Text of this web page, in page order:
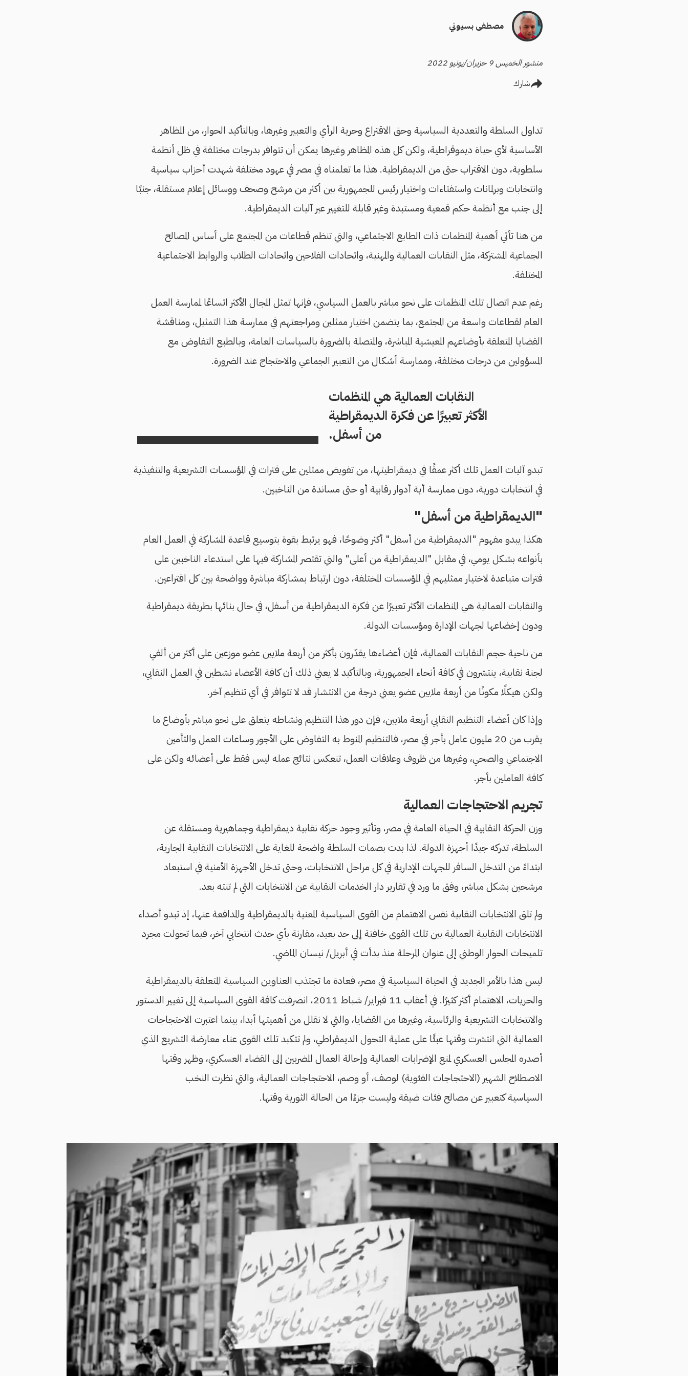
مصطفى بسيوني
منشور الخميس 9 حزيران/يونيو 2022
شارك
تداول السلطة والتعددية السياسية وحق الاقتراع وحرية الرأي والتعبير وغيرها، وبالتأكيد الحوار، من المظاهر
الأساسية لأي حياة ديموقراطية، ولكن كل هذه المظاهر وغيرها يمكن أن تتوافر بدرجات مختلفة في ظل أنظمة
سلطوية، دون الاقتراب حتى من الديمقراطية. هذا ما تعلمناه في مصر في عهود مختلفة شهدت أحزاب سياسية
وانتخابات وبرلمانات واستفتاءات واختيار رئيس للجمهورية بين أكثر من مرشح وصحف ووسائل إعلام مستقلة، جنبًا
إلى جنب مع أنظمة حكم قمعية ومستبدة وغير قابلة للتغيير عبر آليات الديمقراطية.
من هنا تأتي أهمية المنظمات ذات الطابع الاجتماعي، والتي تنظم قطاعات من المجتمع على أساس المصالح
الجماعية المشتركة، مثل النقابات العمالية والمهنية، واتحادات الفلاحين واتحادات الطلاب والروابط الاجتماعية
المختلفة.
رغم عدم اتصال تلك المنظمات على نحو مباشر بالعمل السياسي، فإنها تمثل المجال الأكثر اتساعًا لممارسة العمل
العام لقطاعات واسعة من المجتمع، بما يتضمن اختيار ممثلين ومراجعتهم في ممارسة هذا التمثيل، ومناقشة
القضايا المتعلقة بأوضاعهم المعيشية المباشرة، والمتصلة بالضرورة بالسياسات العامة، وبالطبع التفاوض مع
المسؤولين من درجات مختلفة، وممارسة أشكال من التعبير الجماعي والاحتجاج عند الضرورة.
النقابات العمالية هي المنظمات
الأكثر تعبيرًا عن فكرة الديمقراطية
من أسفل.
تبدو آليات العمل تلك أكثر عمقًا في ديمقراطيتها، من تفويض ممثلين على فترات في المؤسسات التشريعية والتنفيذية
في انتخابات دورية، دون ممارسة أية أدوار رقابية أو حتى مساندة من الناخبين.
"الديمقراطية من أسفل"
هكذا يبدو مفهوم "الديمقراطية من أسفل" أكثر وضوحًا، فهو يرتبط بقوة بتوسيع قاعدة المشاركة في العمل العام
بأنواعه بشكل يومي، في مقابل "الديمقراطية من أعلى" والتي تقتصر المشاركة فيها على استدعاء الناخبين على
فترات متباعدة لاختيار ممثليهم في المؤسسات المختلفة، دون ارتباط بمشاركة مباشرة وواضحة بين كل اقتراعين.
والنقابات العمالية هي المنظمات الأكثر تعبيرًا عن فكرة الديمقراطية من أسفل، في حال بنائها بطريقة ديمقراطية
ودون إخضاعها لجهات الإدارة ومؤسسات الدولة.
من ناحية حجم النقابات العمالية، فإن أعضاءها يقدّرون بأكثر من أربعة ملايين عضو موزعين على أكثر من ألفي
لجنة نقابية، ينتشرون في كافة أنحاء الجمهورية، وبالتأكيد لا يعني ذلك أن كافة الأعضاء نشطين في العمل النقابي،
ولكن هيكلًا مكونًا من أربعة ملايين عضو يعني درجة من الانتشار قد لا تتوافر في أي تنظيم آخر.
وإذا كان أعضاء التنظيم النقابي أربعة ملايين، فإن دور هذا التنظيم ونشاطه يتعلق على نحو مباشر بأوضاع ما
يقرب من 20 مليون عامل بأجر في مصر، فالتنظيم المنوط به التفاوض على الأجور وساعات العمل والتأمين
الاجتماعي والصحي، وغيرها من ظروف وعلاقات العمل، تنعكس نتائج عمله ليس فقط على أعضائه ولكن على
كافة العاملين بأجر.
تجريم الاحتجاجات العمالية
وزن الحركة النقابية في الحياة العامة في مصر، وتأثير وجود حركة نقابية ديمقراطية وجماهيرية ومستقلة عن
السلطة، تدركه جيدًا أجهزة الدولة. لذا بدت بصمات السلطة واضحة للغاية على الانتخابات النقابية الجارية،
ابتداءً من التدخل السافر للجهات الإدارية في كل مراحل الانتخابات، وحتى تدخل الأجهزة الأمنية في استبعاد
مرشحين بشكل مباشر، وفق ما ورد في تقارير دار الخدمات النقابية عن الانتخابات التي لم تنته بعد.
ولم تلق الانتخابات النقابية نفس الاهتمام من القوى السياسية المعنية بالديمقراطية والمدافعة عنها، إذ تبدو أصداء
الانتخابات النقابية العمالية بين تلك القوى خافتة إلى حد بعيد، مقارنة بأي حدث انتخابي آخر، فيما تحولت مجرد
تلميحات الحوار الوطني إلى عنوان المرحلة منذ بدأت في أبريل/ نيسان الماضي.
ليس هذا بالأمر الجديد في الحياة السياسية في مصر، فعادة ما تجتذب العناوين السياسية المتعلقة بالديمقراطية
والحريات، الاهتمام أكثر كثيرًا. في أعقاب 11 فبراير/ شباط 2011، انصرفت كافة القوى السياسية إلى تغيير الدستور
والانتخابات التشريعية والرئاسية، وغيرها من القضايا، والتي لا نقلل من أهميتها أبدا، بينما اعتبرت الاحتجاجات
العمالية التي انتشرت وقتها عبئًا على عملية التحول الديمقراطي، ولم تتكبد تلك القوى عناء معارضة التشريع الذي
أصدره المجلس العسكري لمنع الإضرابات العمالية وإحالة العمال المضربين إلى القضاء العسكري، وظهر وقتها
الاصطلاح الشهير (الاحتجاجات الفئوية) لوصف، أو وصم، الاحتجاجات العمالية، والتي نظرت النخب
السياسية كتعبير عن مصالح فئات ضيقة وليست جزءًا من الحالة الثورية وقتها.